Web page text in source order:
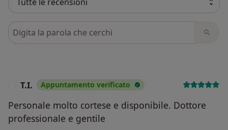
Cerca nelle recensioni
T.I. Appuntamento verificato
Personale molto cortese e disponibile. Dottore
professionale e gentile